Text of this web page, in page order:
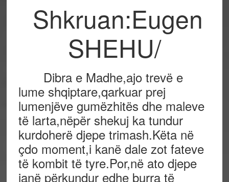
Shkruan:Eugen
SHEHU/
Dibra e Madhe,ajo trevë e
lume shqiptare,qarkuar prej
lumenjëve gumëzhitës dhe maleve
të larta,nëpër shekuj ka tundur
kurdoherë djepe trimash.Këta në
çdo moment,i kanë dale zot fateve
të kombit të tyre.Por,në ato djepe
janë përkundur edhe burra të